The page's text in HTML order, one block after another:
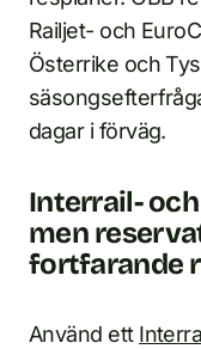
Railjet- och
Österrike och
dagar i förväg.
Interrail-
men
fortfarande
Använd ett